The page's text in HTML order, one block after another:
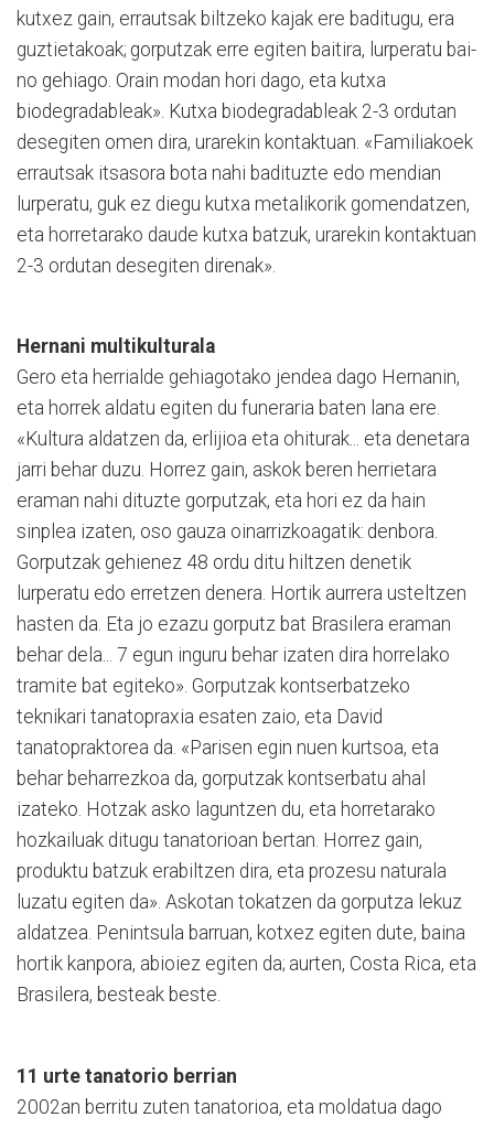
kutxez gain, errautsak bil­tzeko kajak ere baditugu, era
guztietakoak; gorputzak erre egiten baitira, lurperatu bai­
no gehiago. Orain modan hori dago, eta kutxa
biodegradableak». Kutxa biodegradableak 2-3 ordutan
desegiten omen dira, urarekin kontaktuan. «Familiakoek
errau­tsak itsasora bota nahi badituzte edo mendian
lurperatu, guk ez diegu kutxa metalikorik gomendatzen,
eta horretarako daude kutxa batzuk, ura­rekin kontaktuan
2-3 or­dutan desegiten direnak».
Hernani multikulturala
Gero eta herrialde gehiagotako jendea dago Hernanin,
eta horrek aldatu egiten du funeraria baten lana ere.
«Kultura aldatzen da, erlijioa eta ohiturak... eta denetara
jarri behar duzu. Horrez gain, askok beren herrietara
eraman nahi dituzte gorputzak, eta hori ez da hain
sinplea izaten, oso gauza oinarrizkoagatik: denbora.
Gorputzak gehienez 48 ordu ditu hiltzen denetik
lurperatu edo erretzen denera. Hortik aurrera usteltzen
hasten da. Eta jo ezazu gorputz bat Brasilera eraman
behar dela... 7 egun inguru behar izaten dira horrelako
tramite bat egiteko». Gorputzak kon­tserbatzeko
teknikari tanato­pra­­xia esaten zaio, eta David
tanatopraktorea da. «Parisen egin nuen kurtsoa, eta
behar beharrezkoa da, gorputzak kontserbatu ahal
izateko. Hotzak asko laguntzen du, eta horretarako
hozkailuak ditugu tanatorioan bertan. Horrez gain,
produktu ba­tzuk erabiltzen dira, eta prozesu naturala
luzatu egiten da». Askotan tokatzen da gor­putza lekuz
aldatzea. Penintsula barruan, kotxez egiten dute, baina
hortik kan­pora, abioiez egiten da; aurten, Costa Rica, eta
Brasilera, besteak beste.
11 urte tanatorio berrian
2002an berritu zuten tanatorioa, eta moldatua dago